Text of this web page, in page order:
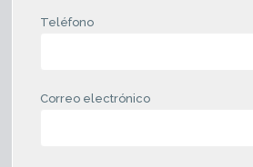
Teléfono
Correo electrónico